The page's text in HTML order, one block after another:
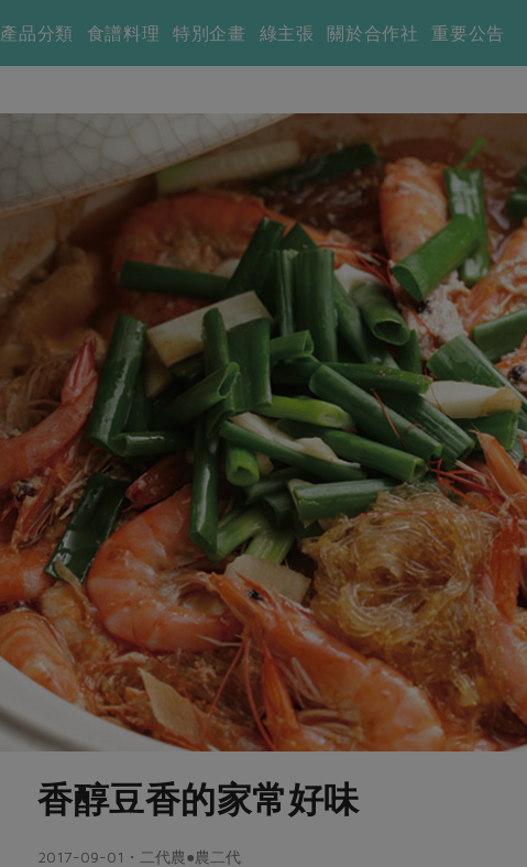
產品分類 食譜料理 特別企畫 綠主張 關於合作社 重要公告
香醇豆香的家常好味
2017-09-01・二代農●農二代